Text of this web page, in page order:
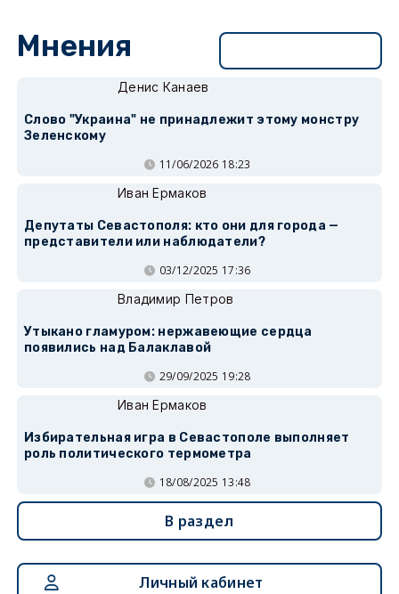
Мнения
Денис Канаев
Слово "Украина" не принадлежит этому монстру
Зеленскому
11/06/2026 18:23
Иван Ермаков
Депутаты Севастополя: кто они для города —
представители или наблюдатели?
03/12/2025 17:36
Владимир Петров
Утыкано гламуром: нержавеющие сердца
появились над Балаклавой
29/09/2025 19:28
Иван Ермаков
Избирательная игра в Севастополе выполняет
роль политического термометра
18/08/2025 13:48
В раздел
Личный кабинет